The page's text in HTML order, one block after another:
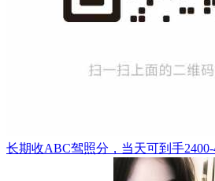
长期收ABC驾照分，当天可到手